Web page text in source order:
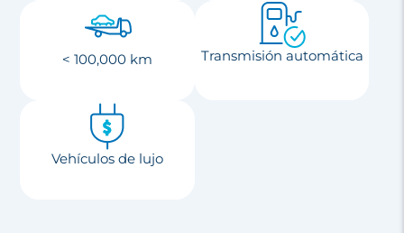
< 100,000 km Transmisión automática
Vehículos de lujo